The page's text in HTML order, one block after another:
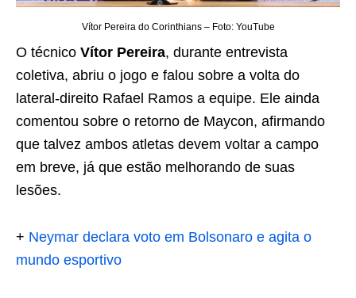
Vítor Pereira do Corinthians – Foto: YouTube
O técnico Vítor Pereira, durante entrevista
coletiva, abriu o jogo e falou sobre a volta do
lateral-direito Rafael Ramos a equipe. Ele ainda
comentou sobre o retorno de Maycon, afirmando
que talvez ambos atletas devem voltar a campo
em breve, já que estão melhorando de suas
lesões.
+ Neymar declara voto em Bolsonaro e agita o
mundo esportivo